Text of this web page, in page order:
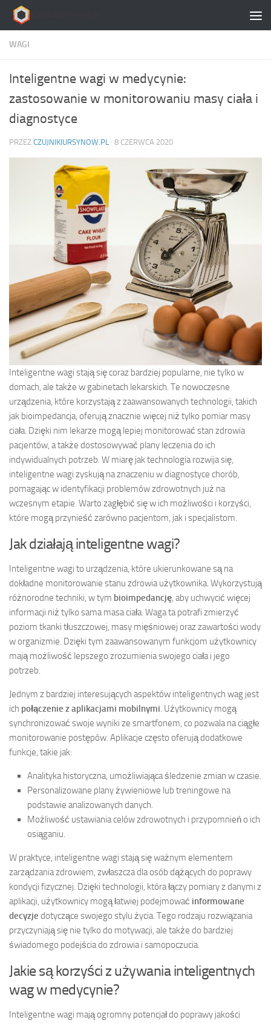
Skip to content
WAGI
Inteligentne wagi w medycynie:
zastosowanie w monitorowaniu masy ciała i
diagnostyce
PRZEZ CZUJNIKIURSYNOW.PL · 8 CZERWCA 2020
Inteligentne wagi stają się coraz bardziej popularne, nie tylko w
domach, ale także w gabinetach lekarskich. Te nowoczesne
urządzenia, które korzystają z zaawansowanych technologii, takich
jak bioimpedancja, oferują znacznie więcej niż tylko pomiar masy
ciała. Dzięki nim lekarze mogą lepiej monitorować stan zdrowia
pacjentów, a także dostosowywać plany leczenia do ich
indywidualnych potrzeb. W miarę jak technologia rozwija się,
inteligentne wagi zyskują na znaczeniu w diagnostyce chorób,
pomagając w identyfikacji problemów zdrowotnych już na
wczesnym etapie. Warto zagłębić się w ich możliwości i korzyści,
które mogą przynieść zarówno pacjentom, jak i specjalistom.
Jak działają inteligentne wagi?
Inteligentne wagi to urządzenia, które ukierunkowane są na
dokładne monitorowanie stanu zdrowia użytkownika. Wykorzystują
różnorodne techniki, w tym bioimpedancję, aby uchwycić więcej
informacji niż tylko sama masa ciała. Waga ta potrafi zmierzyć
poziom tkanki tłuszczowej, masy mięśniowej oraz zawartości wody
w organizmie. Dzięki tym zaawansowanym funkcjom użytkownicy
mają możliwość lepszego zrozumienia swojego ciała i jego
potrzeb.
Jednym z bardziej interesujących aspektów inteligentnych wag jest
ich połączenie z aplikacjami mobilnymi. Użytkownicy mogą
synchronizować swoje wyniki ze smartfonem, co pozwala na ciągłe
monitorowanie postępów. Aplikacje często oferują dodatkowe
funkcje, takie jak:
Analityka historyczna, umożliwiająca śledzenie zmian w czasie.
Personalizowane plany żywieniowe lub treningowe na
podstawie analizowanych danych.
Możliwość ustawiania celów zdrowotnych i przypomnień o ich
osiąganiu.
W praktyce, inteligentne wagi stają się ważnym elementem
zarządzania zdrowiem, zwłaszcza dla osób dążących do poprawy
kondycji fizycznej. Dzięki technologii, która łączy pomiary z danymi z
aplikacji, użytkownicy mogą łatwiej podejmować informowane
decyzje dotyczące swojego stylu życia. Tego rodzaju rozwiązania
przyczyniają się nie tylko do motywacji, ale także do bardziej
świadomego podejścia do zdrowia i samopoczucia.
Jakie są korzyści z używania inteligentnych
wag w medycynie?
Inteligentne wagi mają ogromny potencjał do poprawy jakości